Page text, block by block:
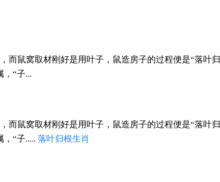
而鼠窝取材刚好是用叶子，鼠造房子的过程便是“落叶归
“子...
而鼠窝取材刚好是用叶子，鼠造房子的过程便是“落叶归
“子..... 落叶归根生肖